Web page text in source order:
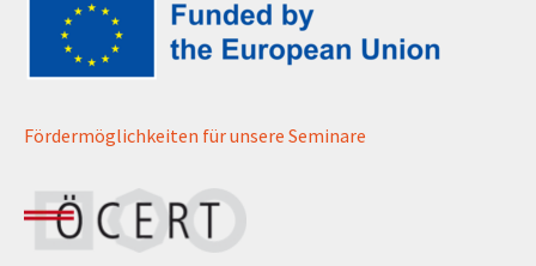
Fördermöglichkeiten für unsere Seminare